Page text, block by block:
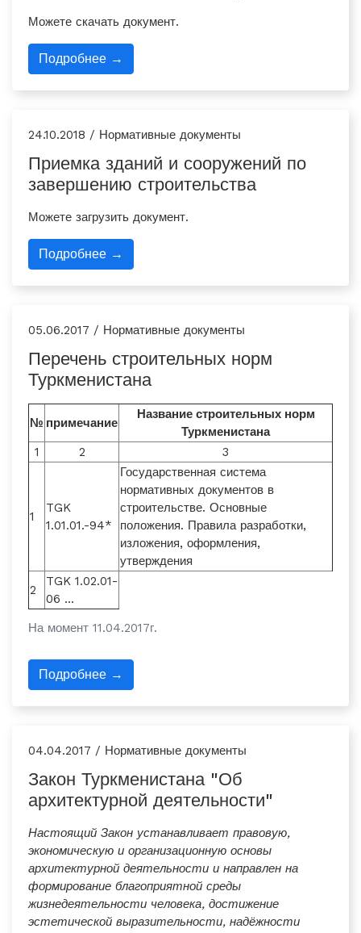
Можете скачать документ.
Подробнее →
24.10.2018 / Нормативные документы
Приемка зданий и сооружений по
завершению строительства
Можете загрузить документ.
Подробнее →
05.06.2017 / Нормативные документы
Перечень строительных норм
Туркменистана
На момент 11.04.2017г.
№ примечание
Название строительных норм
Туркменистана
1
2 3
1
TGK
1.01.01.-94*
Государственная система
нормативных документов в
строительстве. Основные
положения. Правила разработки,
изложения, оформления,
утверждения
2
TGK 1.02.01-
06 …
Подробнее →
04.04.2017 / Нормативные документы
Закон Туркменистана "Об
архитектурной деятельности"
Настоящий Закон устанавливает правовую,
экономическую и организационную основы
архитектурной деятельности и направлен на
формирование благоприятной среды
жизнедеятельности человека, достижение
эстетической выразительности, надёжности